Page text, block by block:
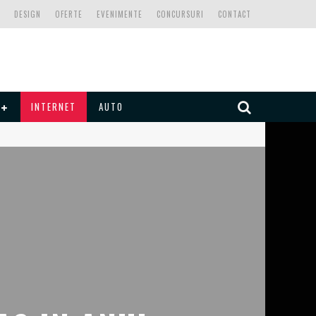
CONTACT
CONCURSURI
EVENIMENTE
OFERTE
DESIGN
INTERNET AUTO